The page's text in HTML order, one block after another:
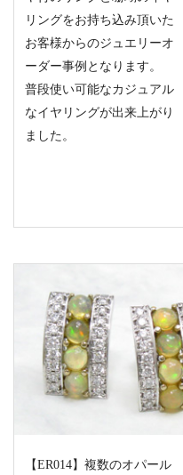
リングをお持ち込み頂いた
お客様からのジュエリーオ
ーダー事例となります。
普段使い可能なカジュアル
なイヤリングが出来上がり
ました。
【ER014】複数のオパール